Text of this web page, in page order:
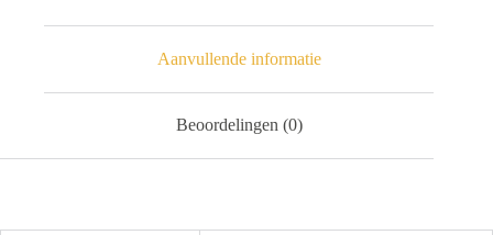
Aanvullende informatie
Beoordelingen (0)